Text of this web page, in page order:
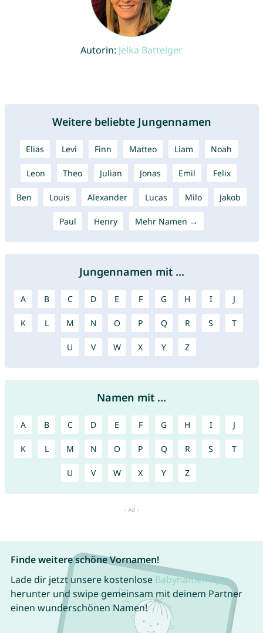
Autorin: Jelka Batteiger
Weitere beliebte Jungennamen
Elias Levi Finn Matteo Liam Noah
Leon Theo Julian Jonas Emil Felix
Ben Louis Alexander Lucas Milo Jakob
Paul Henry Mehr Namen →
Jungennamen mit ...
A B C D E F G H I J
K L M N O P Q R S T
U V W X Y Z
Namen mit ...
A B C D E F G H I J
K L M N O P Q R S T
U V W X Y Z
Finde weitere schöne Vornamen!
Lade dir jetzt unsere kostenlose Babynamen App
herunter und swipe gemeinsam mit deinem Partner
einen wunderschönen Namen!